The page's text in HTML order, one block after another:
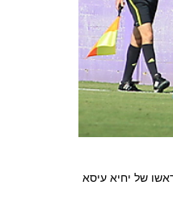
של יחיא עיסא